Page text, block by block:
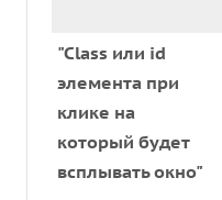
"Class или id
элемента при
клике на
который будет
всплывать окно"